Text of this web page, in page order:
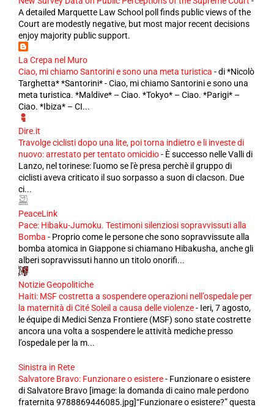
A detailed Marquette Law School poll finds public views of the
Court are modestly negative, but most major recent decisions
enjoy majority public support.
La Crepa nel Muro
Ciao, mi chiamo Santorini e sono una meta turistica -di *Nicolò
Targhetta* *Santorini* - Ciao, mi chiamo Santorini e sono una
meta turistica. *Maldive* – Ciao. *Tokyo* – Ciao. *Parigi* –
Ciao. *Ibiza* – CI...
Dire.it
Travolge ciclisti dopo una lite, poi torna indietro e li investe di
nuovo: arrestato per tentato omicidio- È successo nelle Valli di
Lanzo, nel torinese: l'uomo se l'è presa perchè il gruppo di
ciclisti aveva criticato il suo sorpasso a suon di clacson. Due
ci...
PeaceLink
Pace: Hibaku-Jumoku. Testimoni silenziosi sopravvissuti alla
Bomba - Proprio come le persone che sono sopravvissute alla
bomba atomica in Giappone si chiamano Hibakusha, anche gli
alberi sopravvissuti hanno un titolo onorifi...
Notizie Geopolitiche
Haiti: MSF costretta a sospendere operazioni nell’ospedale per
la maternità di Cité Soleil a causa delle violenze- Ieri, 7 agosto,
le équipe di Medici Senza Frontiere (MSF) sono state costrette
ancora una volta a sospendere le attività mediche presso
l’ospedale per la m...
Sinistra in Rete
Salvatore Bravo: Funzionare o esistere- Funzionare o esistere
di Salvatore Bravo [image: la domanda di caino male perdono
fraternita 9788869446085.jpg]“Funzionare o esistere?” questa